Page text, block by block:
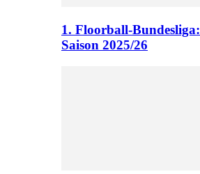
1. Floorball-
Saison 2025/26